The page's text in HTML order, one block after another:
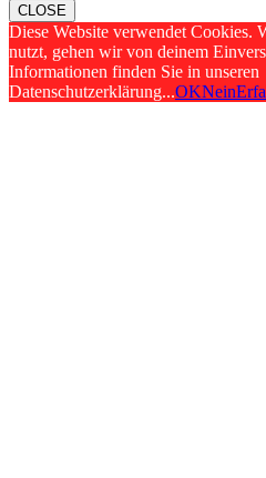
CLOSE
Diese Website verwendet Cookies.
nutzt, gehen wir von deinem
Informationen finden Sie in unseren
Datenschutzerklärung...OKNein